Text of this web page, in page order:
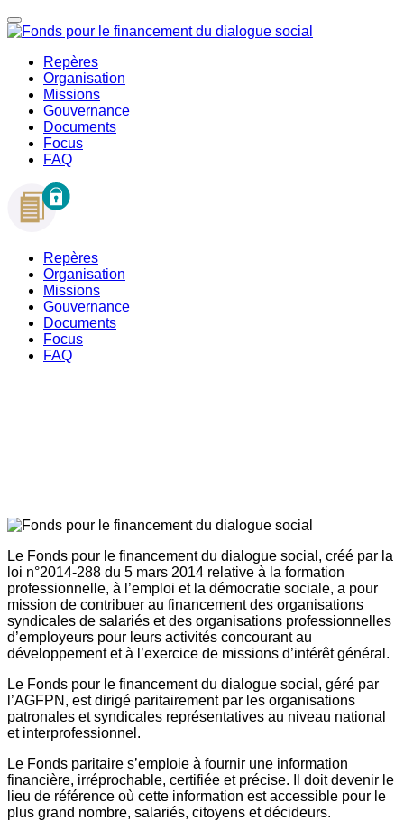
Repères
Organisation
Missions
Gouvernance
Documents
Focus
FAQ
Repères
Organisation
Missions
Gouvernance
Documents
Focus
FAQ
Le Fonds pour le financement du dialogue social, créé par la
loi n°2014-288 du 5 mars 2014 relative à la formation
professionnelle, à l’emploi et la démocratie sociale, a pour
mission de contribuer au financement des organisations
syndicales de salariés et des organisations professionnelles
d’employeurs pour leurs activités concourant au
développement et à l’exercice de missions d’intérêt général.
Le Fonds pour le financement du dialogue social, géré par
l’AGFPN, est dirigé paritairement par les organisations
patronales et syndicales représentatives au niveau national
et interprofessionnel.
Le Fonds paritaire s’emploie à fournir une information
financière, irréprochable, certifiée et précise. Il doit devenir le
lieu de référence où cette information est accessible pour le
plus grand nombre, salariés, citoyens et décideurs.